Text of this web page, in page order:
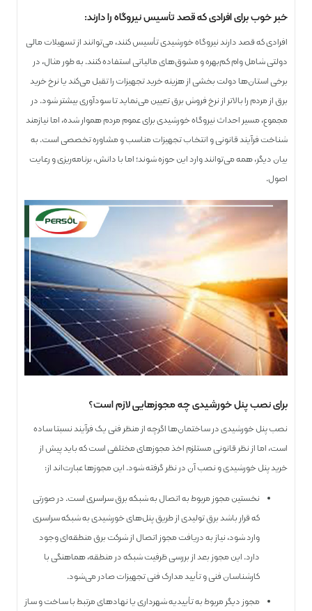
خبر خوب برای افرادی که قصد تأسیس نیروگاه را دارند:
افرادی که قصد دارند نیروگاه خورشیدی تأسیس کنند، می‌توانند از تسهیلات مالی
دولتی شامل وام کم‌بهره و مشوق‌های مالیاتی استفاده کنند. به طور مثال، در
برخی استان‌ها دولت بخشی از هزینه خرید تجهیزات را تقبل می‌کند یا نرخ خرید
برق از مردم را بالاتر از نرخ فروش برق تعیین می‌نماید تا سودآوری بیشتر شود. در
مجموع، مسیر احداث نیروگاه خورشیدی برای عموم مردم هموار شده، اما نیازمند
شناخت فرآیند قانونی و انتخاب تجهیزات مناسب و مشاوره تخصصی است. به
بیان دیگر، همه می‌توانند وارد این حوزه شوند؛ اما با دانش، برنامه‌ریزی و رعایت
اصول.
برای نصب پنل خورشیدی چه مجوزهایی لازم است؟
نصب پنل خورشیدی در ساختمان‌ها اگرچه از منظر فنی یک فرآیند نسبتا ساده
است، اما از نظر قانونی مستلزم اخذ مجوزهای مختلفی است که باید پیش از
خرید پنل خورشیدی و نصب آن در نظر گرفته شود. این مجوزها عبارت‌اند از:
نخستین مجوز مربوط به اتصال به شبکه برق سراسری است. در صورتی
که قرار باشد برق تولیدی از طریق پنل‌های خورشیدی به شبکه سراسری
وارد شود، نیاز به دریافت مجوز اتصال از شرکت برق منطقه‌ای وجود
دارد. این مجوز بعد از بررسی ظرفیت شبکه در منطقه، هماهنگی با
کارشناسان فنی و تأیید مدارک فنی تجهیزات صادر می‌شود.
مجوز دیگر مربوط به تأییدیه شهرداری یا نهادهای مرتبط با ساخت و ساز